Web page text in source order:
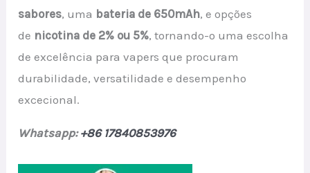
sabores, uma bateria de 650mAh, e opções
de nicotina de 2% ou 5%, tornando-o uma escolha
de excelência para vapers que procuram
durabilidade, versatilidade e desempenho
excecional.
Whatsapp:+86 17840853976